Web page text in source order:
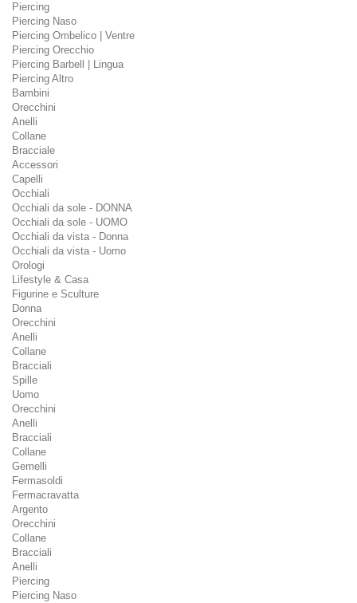
Piercing
Piercing Naso
Piercing Ombelico | Ventre
Piercing Orecchio
Piercing Barbell | Lingua
Piercing Altro
Bambini
Orecchini
Anelli
Collane
Bracciale
Accessori
Capelli
Occhiali
Occhiali da sole - DONNA
Occhiali da sole - UOMO
Occhiali da vista - Donna
Occhiali da vista - Uomo
Orologi
Lifestyle & Casa
Figurine e Sculture
Donna
Orecchini
Anelli
Collane
Bracciali
Spille
Uomo
Orecchini
Anelli
Bracciali
Collane
Gemelli
Fermasoldi
Fermacravatta
Argento
Orecchini
Collane
Bracciali
Anelli
Piercing
Piercing Naso